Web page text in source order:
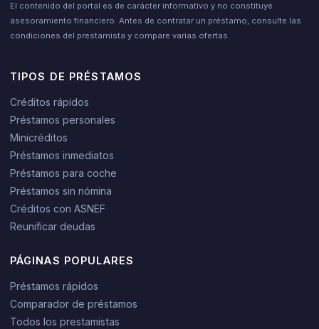
El contenido del portal es de carácter informativo y no constituye
asesoramiento financiero. Antes de contratar un préstamo, consulte las
condiciones del prestamista y compare varias ofertas.
TIPOS DE PRÉSTAMOS
Créditos rápidos
Préstamos personales
Minicréditos
Préstamos inmediatos
Préstamos para coche
Préstamos sin nómina
Créditos con ASNEF
Reunificar deudas
PÁGINAS POPULARES
Préstamos rápidos
Comparador de préstamos
Todos los prestamistas